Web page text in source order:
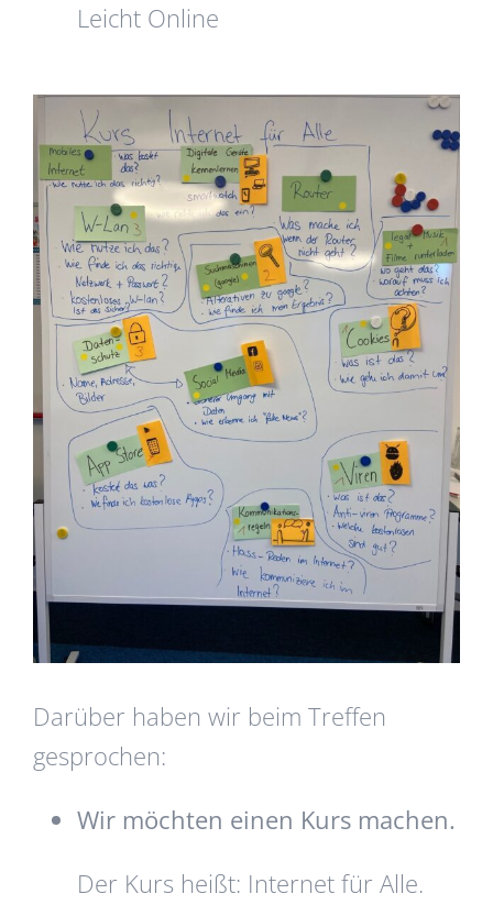
Leicht Online
Darüber haben wir beim Treffen
gesprochen:
Wir möchten einen Kurs machen.
Der Kurs heißt: Internet für Alle.